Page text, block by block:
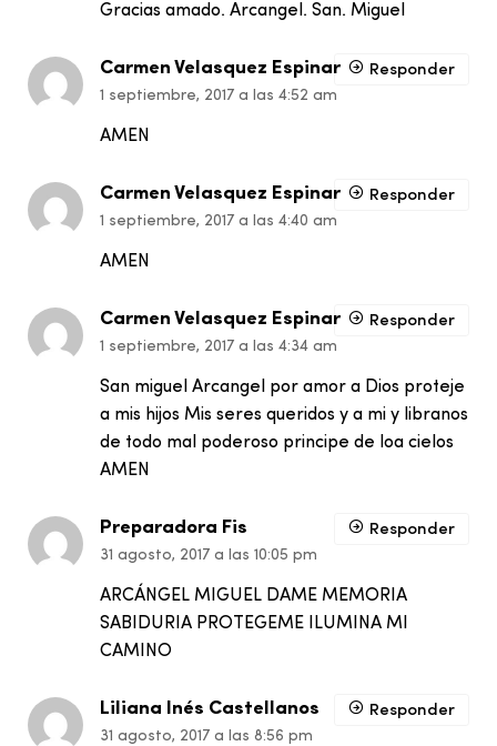
Gracias amado. Arcangel. San. Miguel
Carmen Velasquez Espinar
1 septiembre, 2017 a las 4:52 am
AMEN
Responder
Carmen Velasquez Espinar
1 septiembre, 2017 a las 4:40 am
AMEN
Responder
Carmen Velasquez Espinar
1 septiembre, 2017 a las 4:34 am
San miguel Arcangel por amor a Dios proteje
a mis hijos Mis seres queridos y a mi y libranos
de todo mal poderoso principe de loa cielos
AMEN
Responder
Preparadora Fis
31 agosto, 2017 a las 10:05 pm
ARCÁNGEL MIGUEL DAME MEMORIA
SABIDURIA PROTEGEME ILUMINA MI
CAMINO
Responder
Liliana Inés Castellanos
31 agosto, 2017 a las 8:56 pm
Responder